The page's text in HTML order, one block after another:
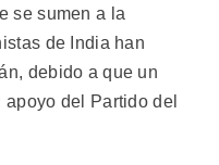
se sumen a la
de India han
debido a que un
del Partido del